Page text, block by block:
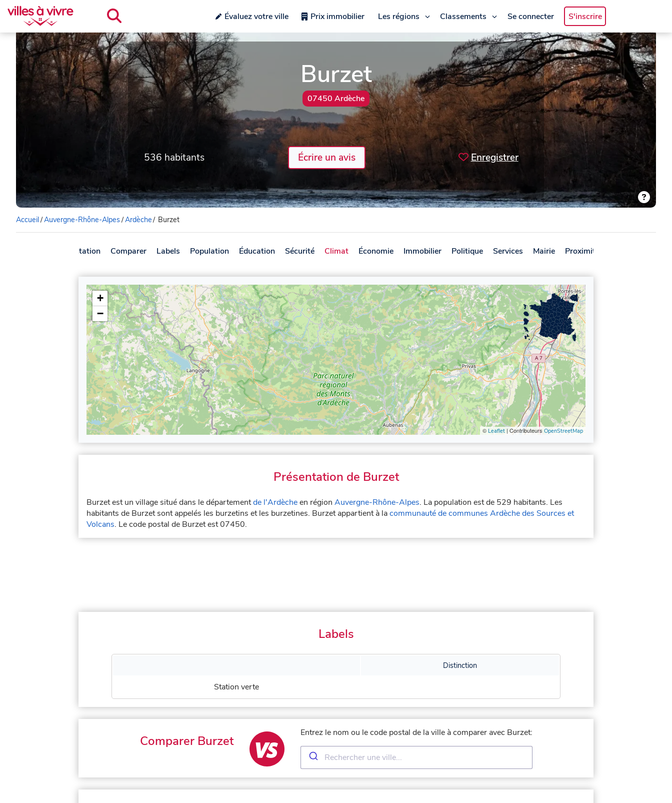
Évaluez votre ville Prix immobilier Les régions Classements Se connecter S'inscrire
Burzet
07450 Ardèche
536 habitants Écrire un avis Enregistrer
Accueil/Auvergne-Rhône-Alpes/Ardèche/ Burzet
Présentation Comparer Labels Population Éducation Sécurité Climat Économie Immobilier Politique Services Mairie Proximité
+
−
© Leaflet | Contributeurs OpenStreetMap
Présentation de Burzet
Burzet est un village situé dans le départementde l'Ardècheen région Auvergne-Rhône-Alpes. La population est de 529 habitants. Les
habitants de Burzet sont appelés les burzetins et les burzetines. Burzet appartient à lacommunauté de communes Ardèche des Sources et
Volcans. Le code postal de Burzet est 07450.
Labels
Distinction
Station verte
Comparer Burzet
Entrez le nom ou le code postal de la ville à comparer avec Burzet: